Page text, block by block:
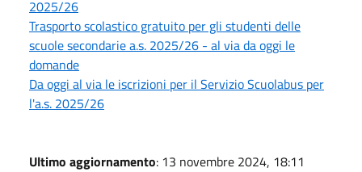
2025/26
Trasporto scolastico gratuito per gli studenti delle
scuole secondarie a.s. 2025/26 - al via da oggi le
domande
Da oggi al via le iscrizioni per il Servizio Scuolabus per
l'a.s. 2025/26
Ultimo aggiornamento: 13 novembre 2024, 18:11